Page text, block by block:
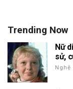
Trending Now
Nữ
sử,